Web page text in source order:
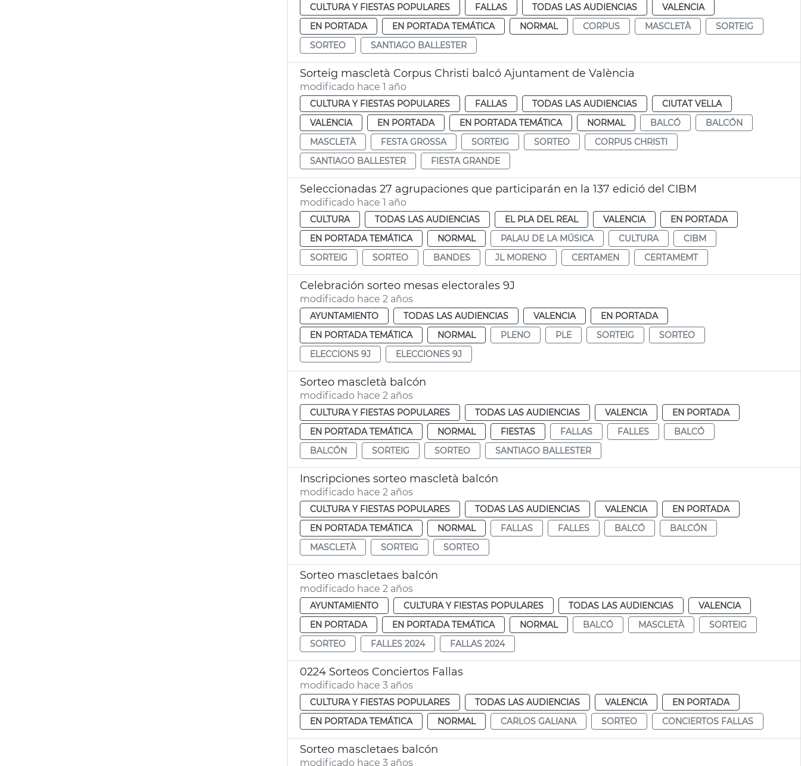
CULTURA Y FIESTAS POPULARES FALLAS TODAS LAS AUDIENCIAS
VALENCIA
EN PORTADA
EN PORTADA TEMÁTICA NORMAL CORPUS MASCLETÀ
SORTEIG
SORTEO
SANTIAGO BALLESTER
Sorteig mascletà Corpus Christi balcó Ajuntament de València
modificado hace 1 año
CULTURA Y FIESTAS POPULARES FALLAS TODAS LAS AUDIENCIAS
CIUTAT VELLA
VALENCIA
EN PORTADA EN PORTADA TEMÁTICA NORMAL BALCÓ
BALCÓN
MASCLETÀ
FESTA GROSSA SORTEIG SORTEO
CORPUS CHRISTI
SANTIAGO BALLESTER
FIESTA GRANDE
Seleccionadas 27 agrupaciones que participarán en la 137 edició del CIBM
modificado hace 1 año
CULTURA TODAS LAS AUDIENCIAS EL PLA DEL REAL VALENCIA
EN PORTADA
EN PORTADA TEMÁTICA
NORMAL PALAU DE LA MÚSICA CULTURA
CIBM
SORTEIG
SORTEO BANDES JL MORENO CERTAMEN CERTAMEMT
Celebración sorteo mesas electorales 9J
modificado hace 2 años
AYUNTAMIENTO TODAS LAS AUDIENCIAS VALENCIA
EN PORTADA
EN PORTADA TEMÁTICA
NORMAL PLENO PLE SORTEIG
SORTEO
ELECCIONS 9J
ELECCIONES 9J
Sorteo mascletà balcón
modificado hace 2 años
CULTURA Y FIESTAS POPULARES TODAS LAS AUDIENCIAS VALENCIA
EN PORTADA
EN PORTADA TEMÁTICA
NORMAL FIESTAS FALLAS FALLES
BALCÓ
BALCÓN
SORTEIG SORTEO SANTIAGO BALLESTER
Inscripciones sorteo mascletà balcón
modificado hace 2 años
CULTURA Y FIESTAS POPULARES TODAS LAS AUDIENCIAS VALENCIA
EN PORTADA
EN PORTADA TEMÁTICA
NORMAL FALLAS FALLES BALCÓ
BALCÓN
MASCLETÀ
SORTEIG SORTEO
Sorteo mascletaes balcón
modificado hace 2 años
AYUNTAMIENTO CULTURA Y FIESTAS POPULARES TODAS LAS AUDIENCIAS
VALENCIA
EN PORTADA
EN PORTADA TEMÁTICA NORMAL BALCÓ MASCLETÀ
SORTEIG
SORTEO
FALLES 2024 FALLAS 2024
0224 Sorteos Conciertos Fallas
modificado hace 3 años
CULTURA Y FIESTAS POPULARES TODAS LAS AUDIENCIAS VALENCIA
EN PORTADA
EN PORTADA TEMÁTICA
NORMAL CARLOS GALIANA SORTEO CONCIERTOS FALLAS
Sorteo mascletaes balcón
modificado hace 3 años